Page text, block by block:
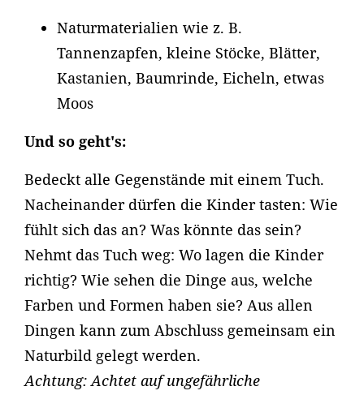
Naturmaterialien wie z. B.
Tannenzapfen, kleine Stöcke, Blätter,
Kastanien, Baumrinde, Eicheln, etwas
Moos
Und so geht's:
Bedeckt alle Gegenstände mit einem Tuch.
Nacheinander dürfen die Kinder tasten: Wie
fühlt sich das an? Was könnte das sein?
Nehmt das Tuch weg: Wo lagen die Kinder
richtig? Wie sehen die Dinge aus, welche
Farben und Formen haben sie? Aus allen
Dingen kann zum Abschluss gemeinsam ein
Naturbild gelegt werden.
Achtung: Achtet auf ungefährliche